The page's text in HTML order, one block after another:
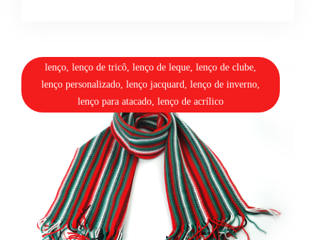
lenço, lenço de tricô, lenço de leque, lenço de clube,
lenço personalizado, lenço jacquard, lenço de inverno,
lenço para atacado, lenço de acrílico